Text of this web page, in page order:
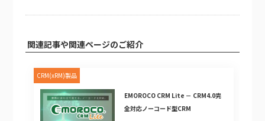
関連記事や関連ページのご紹介
CRM(xRM)製品
EMOROCO CRM Lite － CRM4.0完
全対応ノーコード型CRM